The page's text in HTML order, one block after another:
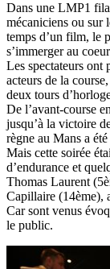
Dans une LMP1
mécaniciens ou sur
temps d’un film, le
s’immerger au
Les spectateurs ont
acteurs de la
deux tours
De l’avant-course
jusqu’à la victoire
règne au Mans a
Mais cette soirée
d’endurance et
Thomas Laurent
Capillaire (14ème),
Car sont venus
le public.